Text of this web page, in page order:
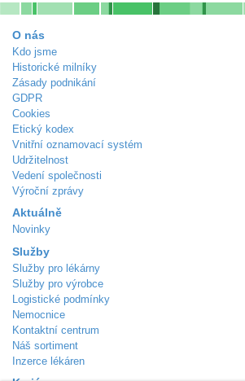
O nás
Kdo jsme
Historické milníky
Zásady podnikání
GDPR
Cookies
Etický kodex
Vnitřní oznamovací systém
Udržitelnost
Vedení společnosti
Výroční zprávy
Aktuálně
Novinky
Služby
Služby pro lékárny
Služby pro výrobce
Logistické podmínky
Nemocnice
Kontaktní centrum
Náš sortiment
Inzerce lékáren